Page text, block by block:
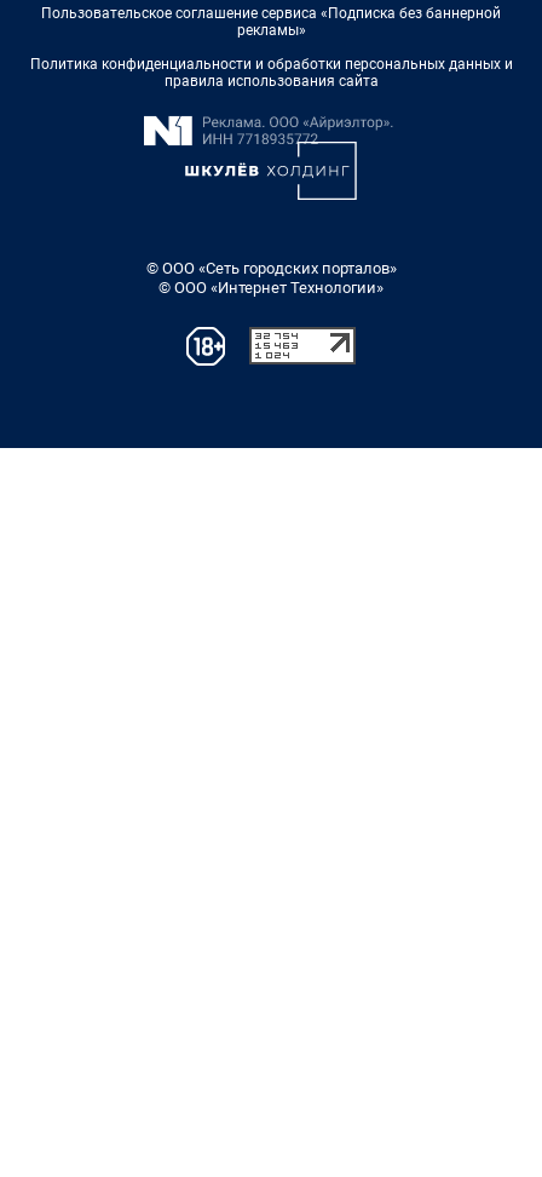
Пользовательское соглашение сервиса «Подписка без баннерной
рекламы»
Политика конфиденциальности и обработки персональных данных и
правила использования сайта
© ООО «Сеть городских порталов»
© ООО «Интернет Технологии»